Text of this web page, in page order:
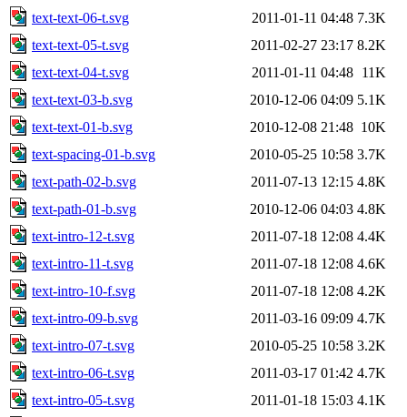
text-text-06-t.svg
2011-01-11 04:48 7.3K
text-text-05-t.svg
2011-02-27 23:17 8.2K
text-text-04-t.svg
2011-01-11 04:48 11K
text-text-03-b.svg
2010-12-06 04:09 5.1K
text-text-01-b.svg
2010-12-08 21:48 10K
text-spacing-01-b.svg
2010-05-25 10:58 3.7K
text-path-02-b.svg
2011-07-13 12:15 4.8K
text-path-01-b.svg
2010-12-06 04:03 4.8K
text-intro-12-t.svg
2011-07-18 12:08 4.4K
text-intro-11-t.svg
2011-07-18 12:08 4.6K
text-intro-10-f.svg
2011-07-18 12:08 4.2K
text-intro-09-b.svg
2011-03-16 09:09 4.7K
text-intro-07-t.svg
2010-05-25 10:58 3.2K
text-intro-06-t.svg
2011-03-17 01:42 4.7K
text-intro-05-t.svg
2011-01-18 15:03 4.1K